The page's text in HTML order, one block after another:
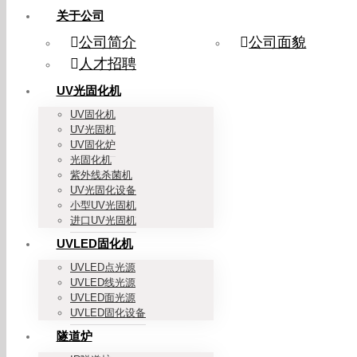
关于公司
公司简介
公司面貌
人才招聘
UV光固化机
UV固化机
UV光固机
UV固化炉
光固化机
紫外线杀菌机
UV光固化设备
小型UV光固机
进口UV光固机
UVLED固化机
UVLED点光源
UVLED线光源
UVLED面光源
UVLED固化设备
隧道炉